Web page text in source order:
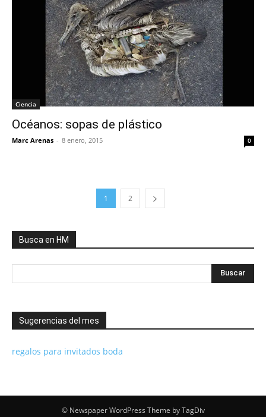
Ciencia
Océanos: sopas de plástico
Marc Arenas - 8 enero, 2015 0
1 2
Busca en HM
Sugerencias del mes
regalos para invitados boda
© Newspaper WordPress Theme by TagDiv